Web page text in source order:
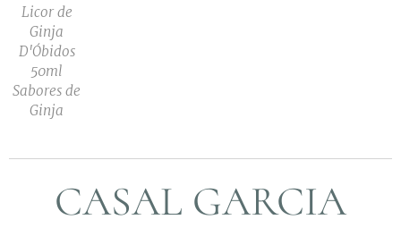
Licor de
Ginja
D'Óbidos
50ml
Sabores de
Ginja
CASAL GARCIA